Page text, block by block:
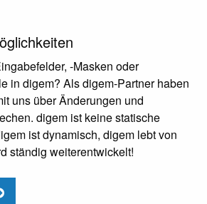
-Masken oder
in digem? Als digem-Partner haben
uns über Änderungen und
digem ist keine statische
ist dynamisch, digem lebt von
ständig weiterentwickelt!